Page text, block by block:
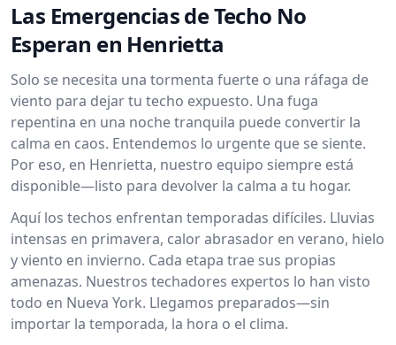
Las Emergencias de Techo No
Esperan en Henrietta
Solo se necesita una tormenta fuerte o una ráfaga de
viento para dejar tu techo expuesto. Una fuga
repentina en una noche tranquila puede convertir la
calma en caos. Entendemos lo urgente que se siente.
Por eso, en Henrietta, nuestro equipo siempre está
disponible—listo para devolver la calma a tu hogar.
Aquí los techos enfrentan temporadas difíciles. Lluvias
intensas en primavera, calor abrasador en verano, hielo
y viento en invierno. Cada etapa trae sus propias
amenazas. Nuestros techadores expertos lo han visto
todo en Nueva York. Llegamos preparados—sin
importar la temporada, la hora o el clima.